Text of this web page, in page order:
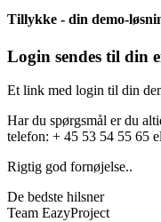
Tillykke - din demo-
Login sendes til din
Et link med login til din
Har du spørgsmål er du
telefon: + 45 53 54 55 65
Rigtig god fornøjelse..
De bedste hilsner
Team EazyProject